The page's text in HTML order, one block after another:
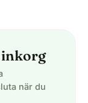
inkorg
när du